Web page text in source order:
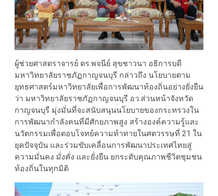
ผู้ช่วยศาสตราจารย์ ดร.พจนีย์ สุขชาวนา อธิการบดี
มหาวิทยาลัยราชภัฏกาญจนบุรี กล่าวถึง นโยบายตาม
ยุทธศาสตร์มหาวิทยาลัยเพื่อการพัฒนาท้องถิ่นอย่างยั่งยืน
ว่า มหาวิทยาลัยราชภัฏกาญจนบุรี อว.ส่วนหน้าจังหวัด
กาญจนบุรี มุ่งมั่นที่จะสนับสนุนนโยบายของกระทรวงใน
การพัฒนากำลังคนที่มีศักยภาพสูง สร้างองค์ความรู้และ
นวัตกรรมเพื่อตอบโจทย์ความท้าทายในศตวรรษที่ 21 ใน
ยุคปัจจุบัน และร่วมขับเคลื่อนการพัฒนาประเทศไทยสู่
ความมั่นคง มั่งคั่ง และยั่งยืน ยกระดับคุณภาพชีวิตชุมชน
ท้องถิ่นในทุกมิติ